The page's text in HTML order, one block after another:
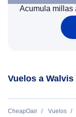
Acumula millas
Vuelos a Walvis
Vuelos de
CheapOair Vuelos